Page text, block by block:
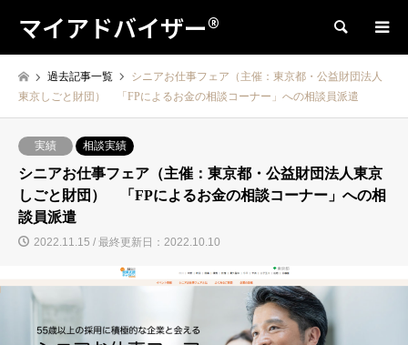
マイアドバイザー® 検索
過去記事一覧
シニアお仕事フェア（主催：東京都・公益財団法人
東京しごと財団） 「FPによるお金の相談コーナー」への相談員派遣
実績 相談実績
シニアお仕事フェア（主催：東京都・公益財団法人東京
しごと財団） 「FPによるお金の相談コーナー」への相
談員派遣
2022.11.15 / 最終更新日：2022.10.10